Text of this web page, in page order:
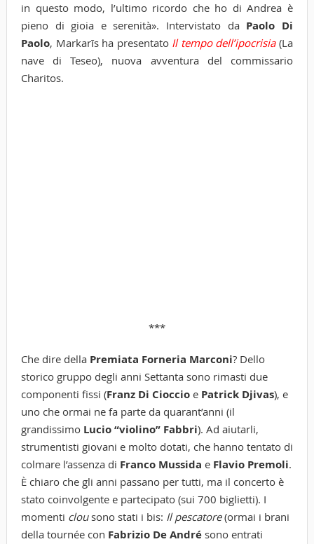
in questo modo, l’ultimo ricordo che ho di Andrea è
pieno di gioia e serenità». Intervistato da Paolo Di
Paolo, Markarīs ha presentato Il tempo dell’ipocrisia(La
nave di Teseo), nuova avventura del commissario
Charitos.
***
Che dire della Premiata Forneria Marconi? Dello
storico gruppo degli anni Settanta sono rimasti due
componenti fissi (Franz Di Cioccioe Patrick Djivas), e
uno che ormai ne fa parte da quarant’anni (il
grandissimo Lucio “violino” Fabbri). Ad aiutarli,
strumentisti giovani e molto dotati, che hanno tentato di
colmare l’assenza di Franco Mussida e Flavio Premoli.
È chiaro che gli anni passano per tutti, ma il concerto è
stato coinvolgente e partecipato (sui 700 biglietti). I
momenti clousono stati i bis: Il pescatore(ormai i brani
della tournée con Fabrizio De Andrésono entrati